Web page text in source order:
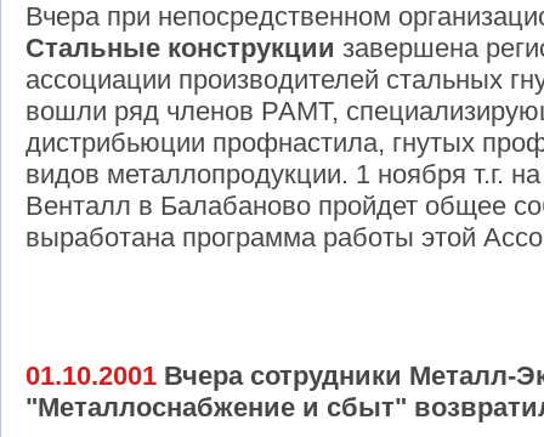
Вчера при непосредственном
Стальные конструкции завершена
ассоциации производителей стальных
вошли ряд членов РАМТ,
дистрибьюции профнастила, гнутых
видов металлопродукции. 1 ноября т.г.
Венталл в Балабаново пройдет общее
выработана программа работы этой
01.10.2001 Вчера сотрудники Металл-
"Металлоснабжение и сбыт"